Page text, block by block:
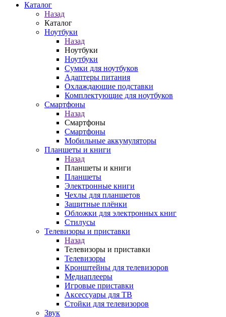
Каталог
Назад
Каталог
Ноутбуки
Назад
Ноутбуки
Ноутбуки
Сумки для ноутбуков
Адаптеры питания
Охлаждающие подставки
Комплектующие для ноутбуков
Смартфоны
Назад
Смартфоны
Смартфоны
Мобильные аккумуляторы
Планшеты и книги
Назад
Планшеты и книги
Планшеты
Электронные книги
Чехлы для планшетов
Защитные плёнки
Обложки для электронных книг
Стилусы
Телевизоры и приставки
Назад
Телевизоры и приставки
Телевизоры
Кронштейны для телевизоров
Медиаплееры
Игровые приставки
Аксессуары для ТВ
Стойки для телевизоров
Звук